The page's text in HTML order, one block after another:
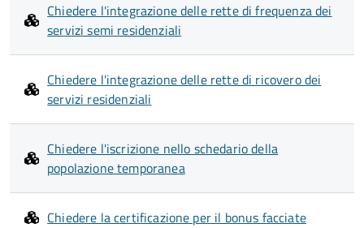
Chiedere l'integrazione delle rette di frequenza dei
servizi semi residenziali
Chiedere l'integrazione delle rette di ricovero dei
servizi residenziali
Chiedere l'iscrizione nello schedario della
popolazione temporanea
Chiedere la certificazione per il bonus facciate